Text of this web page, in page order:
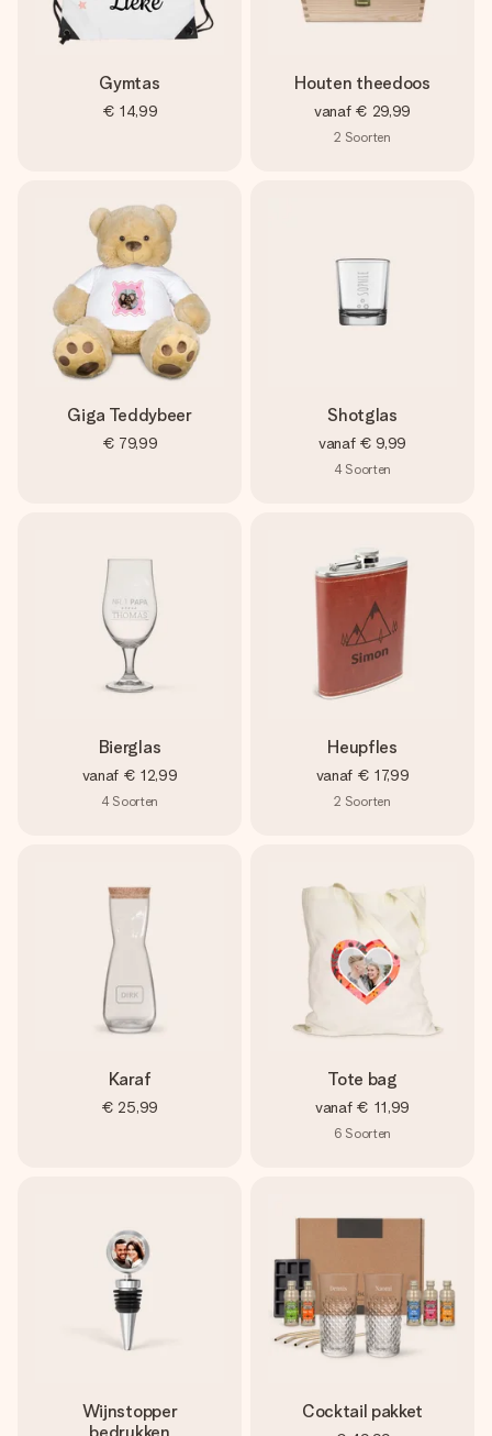
Gymtas
€ 14,99
Houten theedoos
vanaf € 29,99
2 Soorten
Giga Teddybeer
€ 79,99
Shotglas
vanaf € 9,99
4 Soorten
Bierglas
vanaf € 12,99
4 Soorten
Heupfles
vanaf € 17,99
2 Soorten
Karaf
€ 25,99
Tote bag
vanaf € 11,99
6 Soorten
Wijnstopper
Cocktail pakket